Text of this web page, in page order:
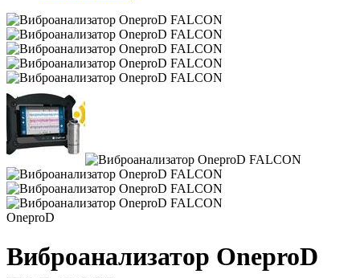
OneproD
Виброанализатор OneproD